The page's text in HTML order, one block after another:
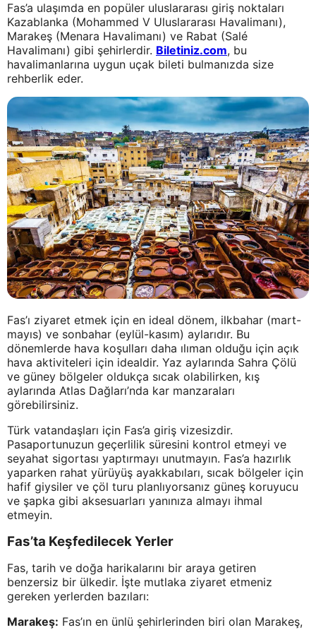
Fas’a ulaşımda en popüler uluslararası giriş noktaları
Kazablanka (Mohammed V Uluslararası Havalimanı),
Marakeş (Menara Havalimanı) ve Rabat (Salé
Havalimanı) gibi şehirlerdir. Biletiniz.com, bu
havalimanlarına uygun uçak bileti bulmanızda size
rehberlik eder.
Fas’ı ziyaret etmek için en ideal dönem, ilkbahar (mart-
mayıs) ve sonbahar (eylül-kasım) aylarıdır. Bu
dönemlerde hava koşulları daha ılıman olduğu için açık
hava aktiviteleri için idealdir. Yaz aylarında Sahra Çölü
ve güney bölgeler oldukça sıcak olabilirken, kış
aylarında Atlas Dağları’nda kar manzaraları
görebilirsiniz.
Türk vatandaşları için Fas’a giriş vizesizdir.
Pasaportunuzun geçerlilik süresini kontrol etmeyi ve
seyahat sigortası yaptırmayı unutmayın. Fas’a hazırlık
yaparken rahat yürüyüş ayakkabıları, sıcak bölgeler için
hafif giysiler ve çöl turu planlıyorsanız güneş koruyucu
ve şapka gibi aksesuarları yanınıza almayı ihmal
etmeyin.
Fas’ta Keşfedilecek Yerler
Fas, tarih ve doğa harikalarını bir araya getiren
benzersiz bir ülkedir. İşte mutlaka ziyaret etmeniz
gereken yerlerden bazıları:
Marakeş: Fas’ın en ünlü şehirlerinden biri olan Marakeş,